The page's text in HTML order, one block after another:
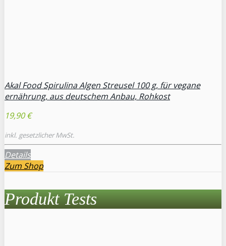
Akal Food Spirulina Algen Streusel 100 g, für vegane
ernährung, aus deutschem Anbau, Rohkost
19,90 €
inkl. gesetzlicher MwSt.
Details
Zum Shop
Produkt Tests